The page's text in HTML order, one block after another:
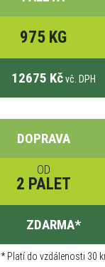
975 KG
12675 Kčvč. DPH
DOPRAVA
OD
2 PALET
ZDARMA*
*Platí do vzdálenosti 30